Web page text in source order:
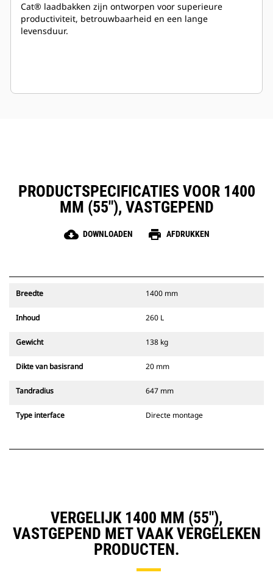
Cat® laadbakken zijn ontworpen voor superieure
productiviteit, betrouwbaarheid en een lange
levensduur.
PRODUCTSPECIFICATIES VOOR 1400
MM (55"), VASTGEPEND
cloud_download DOWNLOADEN print AFDRUKKEN
Breedte 1400 mm
Inhoud 260 L
Gewicht 138 kg
Dikte van basisrand 20 mm
Tandradius 647 mm
Type interface Directe montage
VERGELIJK 1400 MM (55"),
VASTGEPEND MET VAAK VERGELEKEN
PRODUCTEN.